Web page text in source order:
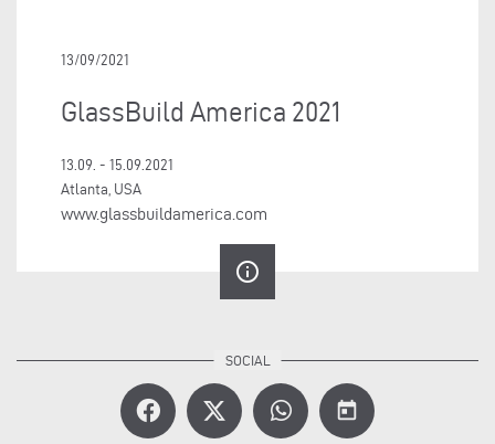
13/09/2021
GlassBuild America 2021
13.09. - 15.09.2021
Atlanta, USA
www.glassbuildamerica.com
info_outline
today